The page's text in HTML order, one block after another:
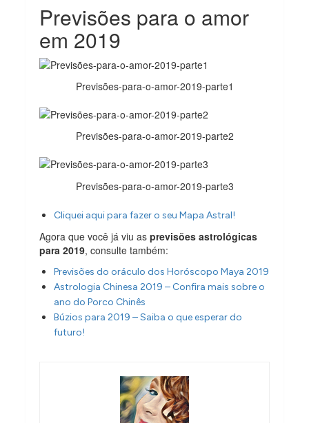
Previsões para o amor
em 2019
Previsões-para-o-amor-2019-parte1
Previsões-para-o-amor-2019-parte2
Previsões-para-o-amor-2019-parte3
Cliquei aqui para fazer o seu Mapa Astral!
Agora que você já viu as previsões astrológicas
para 2019, consulte também:
Previsões do oráculo dos Horóscopo Maya 2019
Astrologia Chinesa 2019 – Confira mais sobre o
ano do Porco Chinês
Búzios para 2019 – Saiba o que esperar do
futuro!